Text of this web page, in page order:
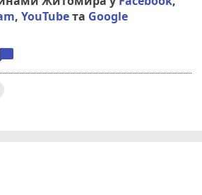
, YouTubeта Google
chat_bubble